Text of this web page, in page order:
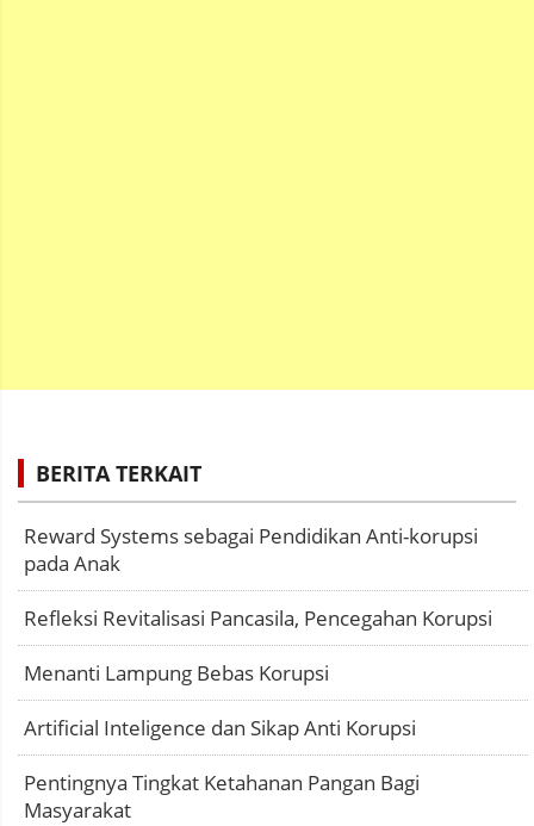
BERITA TERKAIT
Reward Systems sebagai Pendidikan Anti-korupsi
pada Anak
Refleksi Revitalisasi Pancasila, Pencegahan Korupsi
Menanti Lampung Bebas Korupsi
Artificial Inteligence dan Sikap Anti Korupsi
Pentingnya Tingkat Ketahanan Pangan Bagi
Masyarakat